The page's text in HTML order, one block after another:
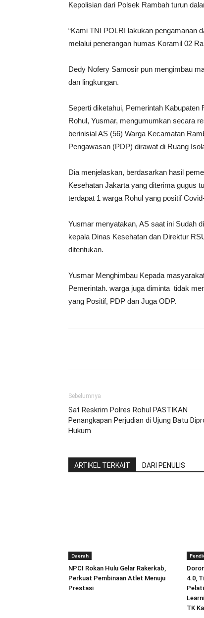
Kepolisian dari Polsek Rambah turun
“Kami TNI POLRI lakukan pengamanan
melalui penerangan humas Koramil 02
Dedy Nofery Samosir pun mengimbau
dan lingkungan.
Seperti diketahui, Pemerintah
Rohul, Yusmar, mengumumkan secara
berinisial AS (56) Warga Kecamatan
Pengawasan (PDP) dirawat di Ruang
Dia menjelaskan, berdasarkan hasil
Kesehatan Jakarta yang diterima gugus
terdapat 1 warga Rohul yang positif
Yusmar menyatakan, AS saat ini Sudah
kepala Dinas Kesehatan dan Direktur
ditentukan.
Yusmar Menghimbau Kepada
Pemerintah. warga juga diminta tidak
yang Positif, PDP dan Juga ODP.
Sebelumnya
Sat Reskrim Polres Rohul PASTIKAN
Penangkapan Perjudian di Ujung Batu
Hukum
ARTIKEL TERKAIT DARI PENULIS
Daerah
NPCI Rokan Hulu Gelar Rakerkab,
Perkuat Pembinaan Atlet Menuju
Prestasi
4.0,
TK